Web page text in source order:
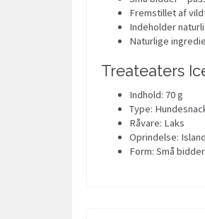
Fremstillet af
Indeholder
Naturlige
Treateaters
Indhold: 70 g
Type:
Råvare: Laks
Oprindelse: Island
Form: Små bidder